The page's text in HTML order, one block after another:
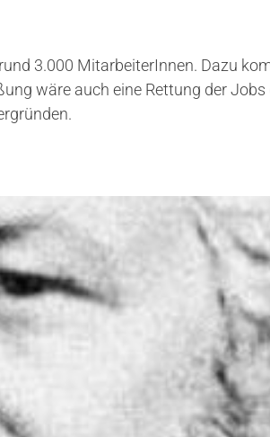
3.000 MitarbeiterInnen. Dazu
wäre auch eine Rettung der